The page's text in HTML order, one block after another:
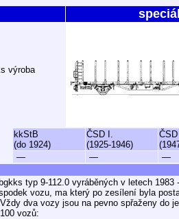
výroba
kkStB
(do 1924)
ČSD I.
(1925-1946)
— — —
typ 9-112.0 vyráběných v letech 1983
vozu, ma který po zesílení byla
dva vozy jsou na pevno spřaženy do
vozů: